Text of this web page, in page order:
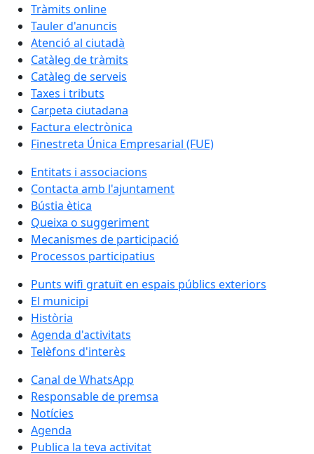
Tràmits online
Tauler d'anuncis
Atenció al ciutadà
Catàleg de tràmits
Catàleg de serveis
Taxes i tributs
Carpeta ciutadana
Factura electrònica
Finestreta Única Empresarial (FUE)
Entitats i associacions
Contacta amb l'ajuntament
Bústia ètica
Queixa o suggeriment
Mecanismes de participació
Processos participatius
Punts wifi gratuït en espais públics exteriors
El municipi
Història
Agenda d'activitats
Telèfons d'interès
Canal de WhatsApp
Responsable de premsa
Notícies
Agenda
Publica la teva activitat